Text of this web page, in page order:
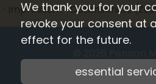
Impressum⋅Datenschutz
We thank you for your
revoke your consent at
effect for the future.
essential